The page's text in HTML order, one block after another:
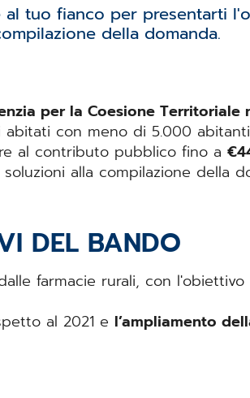
al tuo fianco per presentarti
della domanda.
per la Coesione Territoriale
con meno di 5.000
al contributo pubblico fino a
alla compilazione della
DEL BANDO
farmacie rurali, con
al 2021 e l’ampliamento